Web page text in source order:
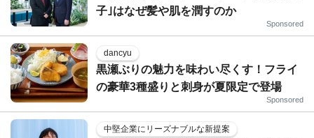
子｣はなぜ髪や肌を潤すのか
Sponsored
dancyu
黒瀬ぶりの魅力を味わい尽くす！フライ
の豪華3種盛りと刺身が夏限定で登場
Sponsored
中堅企業にリーズナブルな新提案